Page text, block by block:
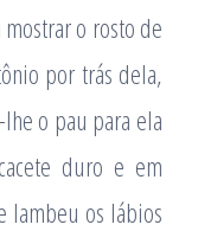
o rosto de
por trás dela,
o pau para ela
duro e em
lambeu os lábios